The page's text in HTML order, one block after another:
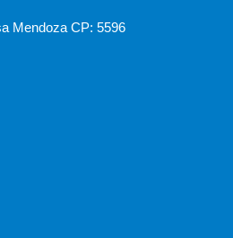
Mendoza CP: 5596